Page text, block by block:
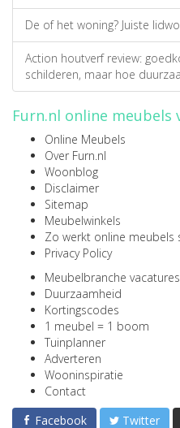
De of het woning? Juiste
Action houtverf review:
schilderen, maar hoe
Furn.nl online meubels
Online Meubels
Over Furn.nl
Woonblog
Disclaimer
Sitemap
Meubelwinkels
Zo werkt online meubels
Privacy Policy
Meubelbranche vacatures
Duurzaamheid
Kortingscodes
1 meubel = 1 boom
Tuinplanner
Adverteren
Wooninspiratie
Contact
Facebook
Twitter